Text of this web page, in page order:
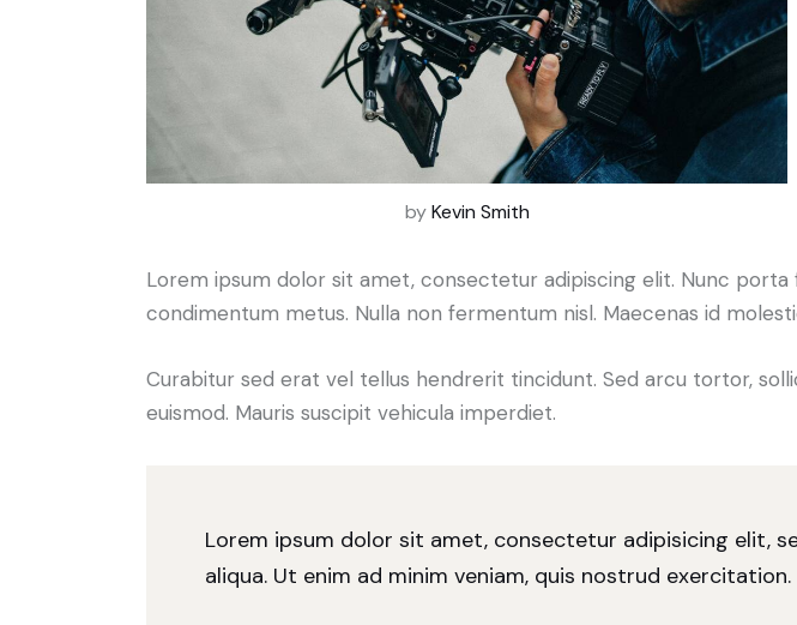
byKevin Smith
Lorem ipsum dolor sit amet, consectetur adipiscing elit. Nunc
condimentum metus. Nulla non fermentum nisl. Maecenas id
Curabitur sed erat vel tellus hendrerit tincidunt. Sed arcu tortor,
euismod. Mauris suscipit vehicula imperdiet.
Lorem ipsum dolor sit amet, consectetur adipisicing elit,
aliqua. Ut enim ad minim veniam, quis nostrud exercitation.